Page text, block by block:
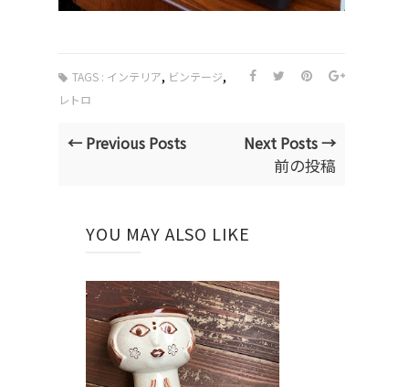
TAGS : インテリア, ビンテージ,
レトロ
← Previous Posts Next Posts →
前の投稿
YOU MAY ALSO LIKE